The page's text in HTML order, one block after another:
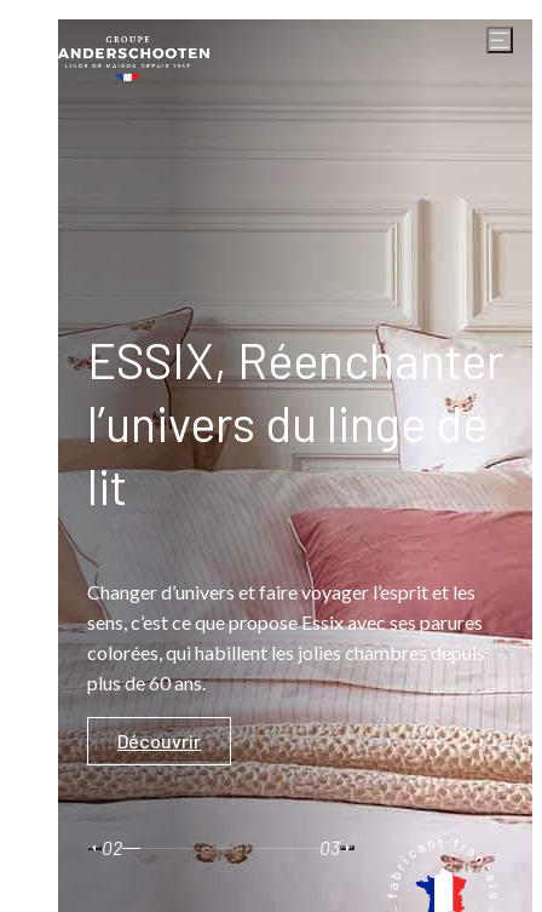
ESSIX, Réenchanter
l’univers du linge de
lit
Changer d’univers et faire voyager l’esprit et les
sens, c’est ce que propose Essix avec ses parures
colorées, qui habillent les jolies chambres depuis
plus de 60 ans.
Découvrir
02 03